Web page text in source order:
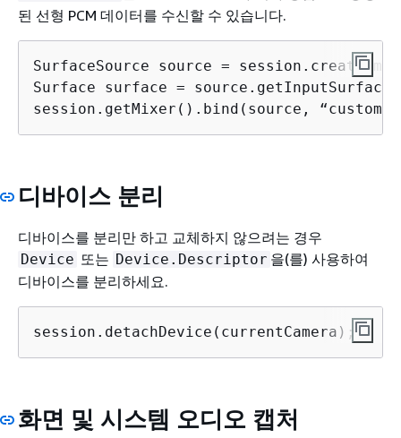
된 선형 PCM 데이터를 수신할 수 있습니다.
SurfaceSource source =
Surface surface =
session.getMixer().bind(source,
디바이스 분리
디바이스를 분리만 하고 교체하지 않으려는 경우
Device 또는 Device.Descriptor 을(를) 사용하여
디바이스를 분리하세요.
session.detachDevice(currentCamera);
화면 및 시스템 오디오 캡처